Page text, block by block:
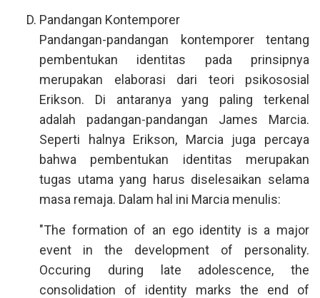
Pandangan Kontemporer
Pandangan-pandangan kontemporer tentang
pembentukan identitas pada prinsipnya
merupakan elaborasi dari teori psikososial
Erikson. Di antaranya yang paling terkenal
adalah padangan-pandangan James Marcia.
Seperti halnya Erikson, Marcia juga percaya
bahwa pembentukan identitas merupakan
tugas utama yang harus diselesaikan selama
masa remaja. Dalam hal ini Marcia menulis:
"The formation of an ego identity is a major
event in the development of personality.
Occuring during late adolescence, the
consolidation of identity marks the end of